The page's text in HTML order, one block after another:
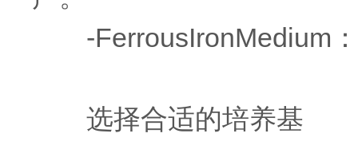
-FerrousIronMedium：
选择合适的培养基